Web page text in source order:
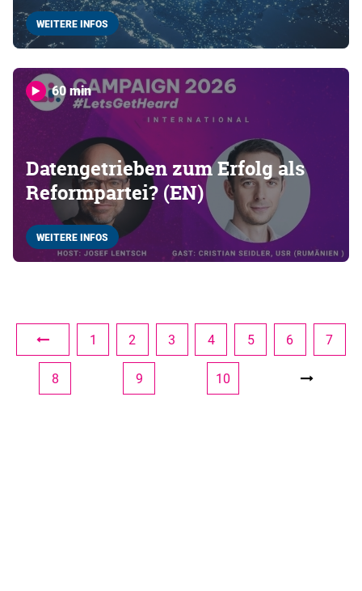
WEITERE INFOS
60 min
Datengetrieben zum Erfolg als
Reformpartei? (EN)
WEITERE INFOS
1 2 3 4 5 6 7
8 9 10